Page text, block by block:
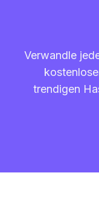
Verwandle
trendigen